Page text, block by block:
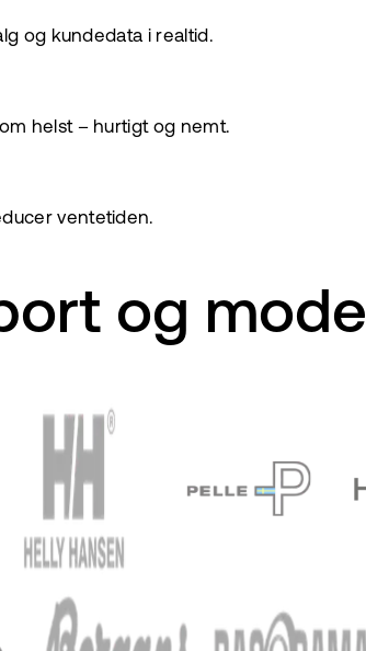
og kundedata i realtid.
helst – hurtigt og nemt.
ventetiden.
og mode